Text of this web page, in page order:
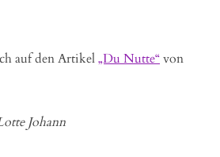
auf den Artikel„Du Nutte“von
Johann